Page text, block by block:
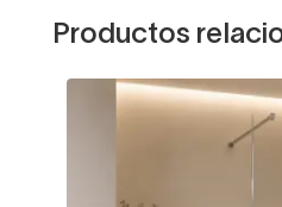
Productos